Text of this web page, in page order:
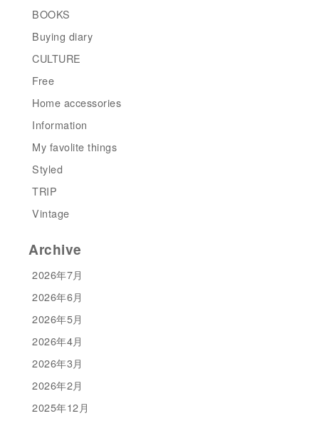
BOOKS
Buying diary
CULTURE
Free
Home accessories
Information
My favolite things
Styled
TRIP
Vintage
Archive
2026年7月
2026年6月
2026年5月
2026年4月
2026年3月
2026年2月
2025年12月